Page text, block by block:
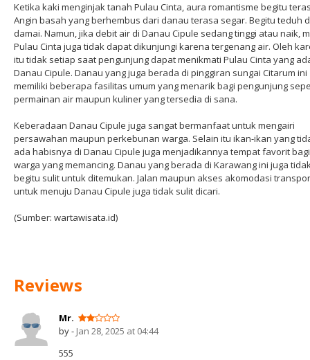
Ketika kaki menginjak tanah Pulau Cinta, aura romantisme begitu
Angin basah yang berhembus dari danau terasa segar. Begitu teduh
damai. Namun, jika debit air di Danau Cipule sedang tinggi atau naik,
Pulau Cinta juga tidak dapat dikunjungi karena tergenang air. Oleh
itu tidak setiap saat pengunjung dapat menikmati Pulau Cinta yang
Danau Cipule. Danau yang juga berada di pinggiran sungai Citarum ini
memiliki beberapa fasilitas umum yang menarik bagi pengunjung
permainan air maupun kuliner yang tersedia di sana.
Keberadaan Danau Cipule juga sangat bermanfaat untuk mengairi
persawahan maupun perkebunan warga. Selain itu ikan-ikan yang
ada habisnya di Danau Cipule juga menjadikannya tempat favorit bagi
warga yang memancing. Danau yang berada di Karawang ini juga
begitu sulit untuk ditemukan. Jalan maupun akses akomodasi
untuk menuju Danau Cipule juga tidak sulit dicari.
(Sumber: wartawisata.id)
Reviews
Mr.
by - Jan 28, 2025 at 04:44
555